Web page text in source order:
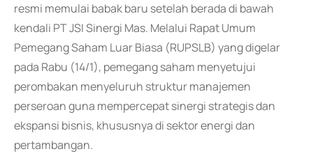
resmi memulai babak baru setelah berada di bawah
kendali PT JSI Sinergi Mas. Melalui Rapat Umum
Pemegang Saham Luar Biasa (RUPSLB) yang digelar
pada Rabu (14/1), pemegang saham menyetujui
perombakan menyeluruh struktur manajemen
perseroan guna mempercepat sinergi strategis dan
ekspansi bisnis, khususnya di sektor energi dan
pertambangan.